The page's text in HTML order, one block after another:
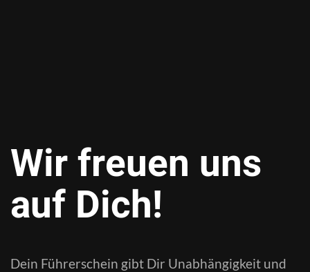
Wir freuen uns
auf Dich!
Dein Führerschein gibt Dir Unabhängigkeit und